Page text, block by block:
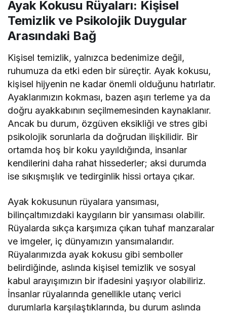
Ayak Kokusu Rüyaları: Kişisel
Temizlik ve Psikolojik Duygular
Arasındaki Bağ
Kişisel temizlik, yalnızca bedenimize değil,
ruhumuza da etki eden bir süreçtir. Ayak kokusu,
kişisel hijyenin ne kadar önemli olduğunu hatırlatır.
Ayaklarımızın kokması, bazen aşırı terleme ya da
doğru ayakkabının seçilmemesinden kaynaklanır.
Ancak bu durum, özgüven eksikliği ve stres gibi
psikolojik sorunlarla da doğrudan ilişkilidir. Bir
ortamda hoş bir koku yayıldığında, insanlar
kendilerini daha rahat hissederler; aksi durumda
ise sıkışmışlık ve tedirginlik hissi ortaya çıkar.
Ayak kokusunun rüyalara yansıması,
bilinçaltımızdaki kaygıların bir yansıması olabilir.
Rüyalarda sıkça karşımıza çıkan tuhaf manzaralar
ve imgeler, iç dünyamızın yansımalarıdır.
Rüyalarımızda ayak kokusu gibi semboller
belirdiğinde, aslında kişisel temizlik ve sosyal
kabul arayışımızın bir ifadesini yaşıyor olabiliriz.
İnsanlar rüyalarında genellikle utanç verici
durumlarla karşılaştıklarında, bu durum aslında